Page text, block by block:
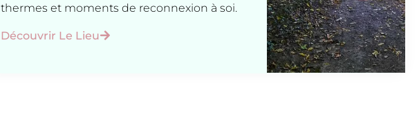
thermes et moments de reconnexion à soi.
Découvrir Le Lieu